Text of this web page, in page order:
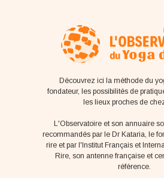
Découvrez ici la méthode du
fondateur, les possibilités de
les lieux proches de
L'Observatoire et son annuaire
recommandés par le Dr Kataria, le
rire et par l'Institut Français et
Rire, son antenne française et
référence.